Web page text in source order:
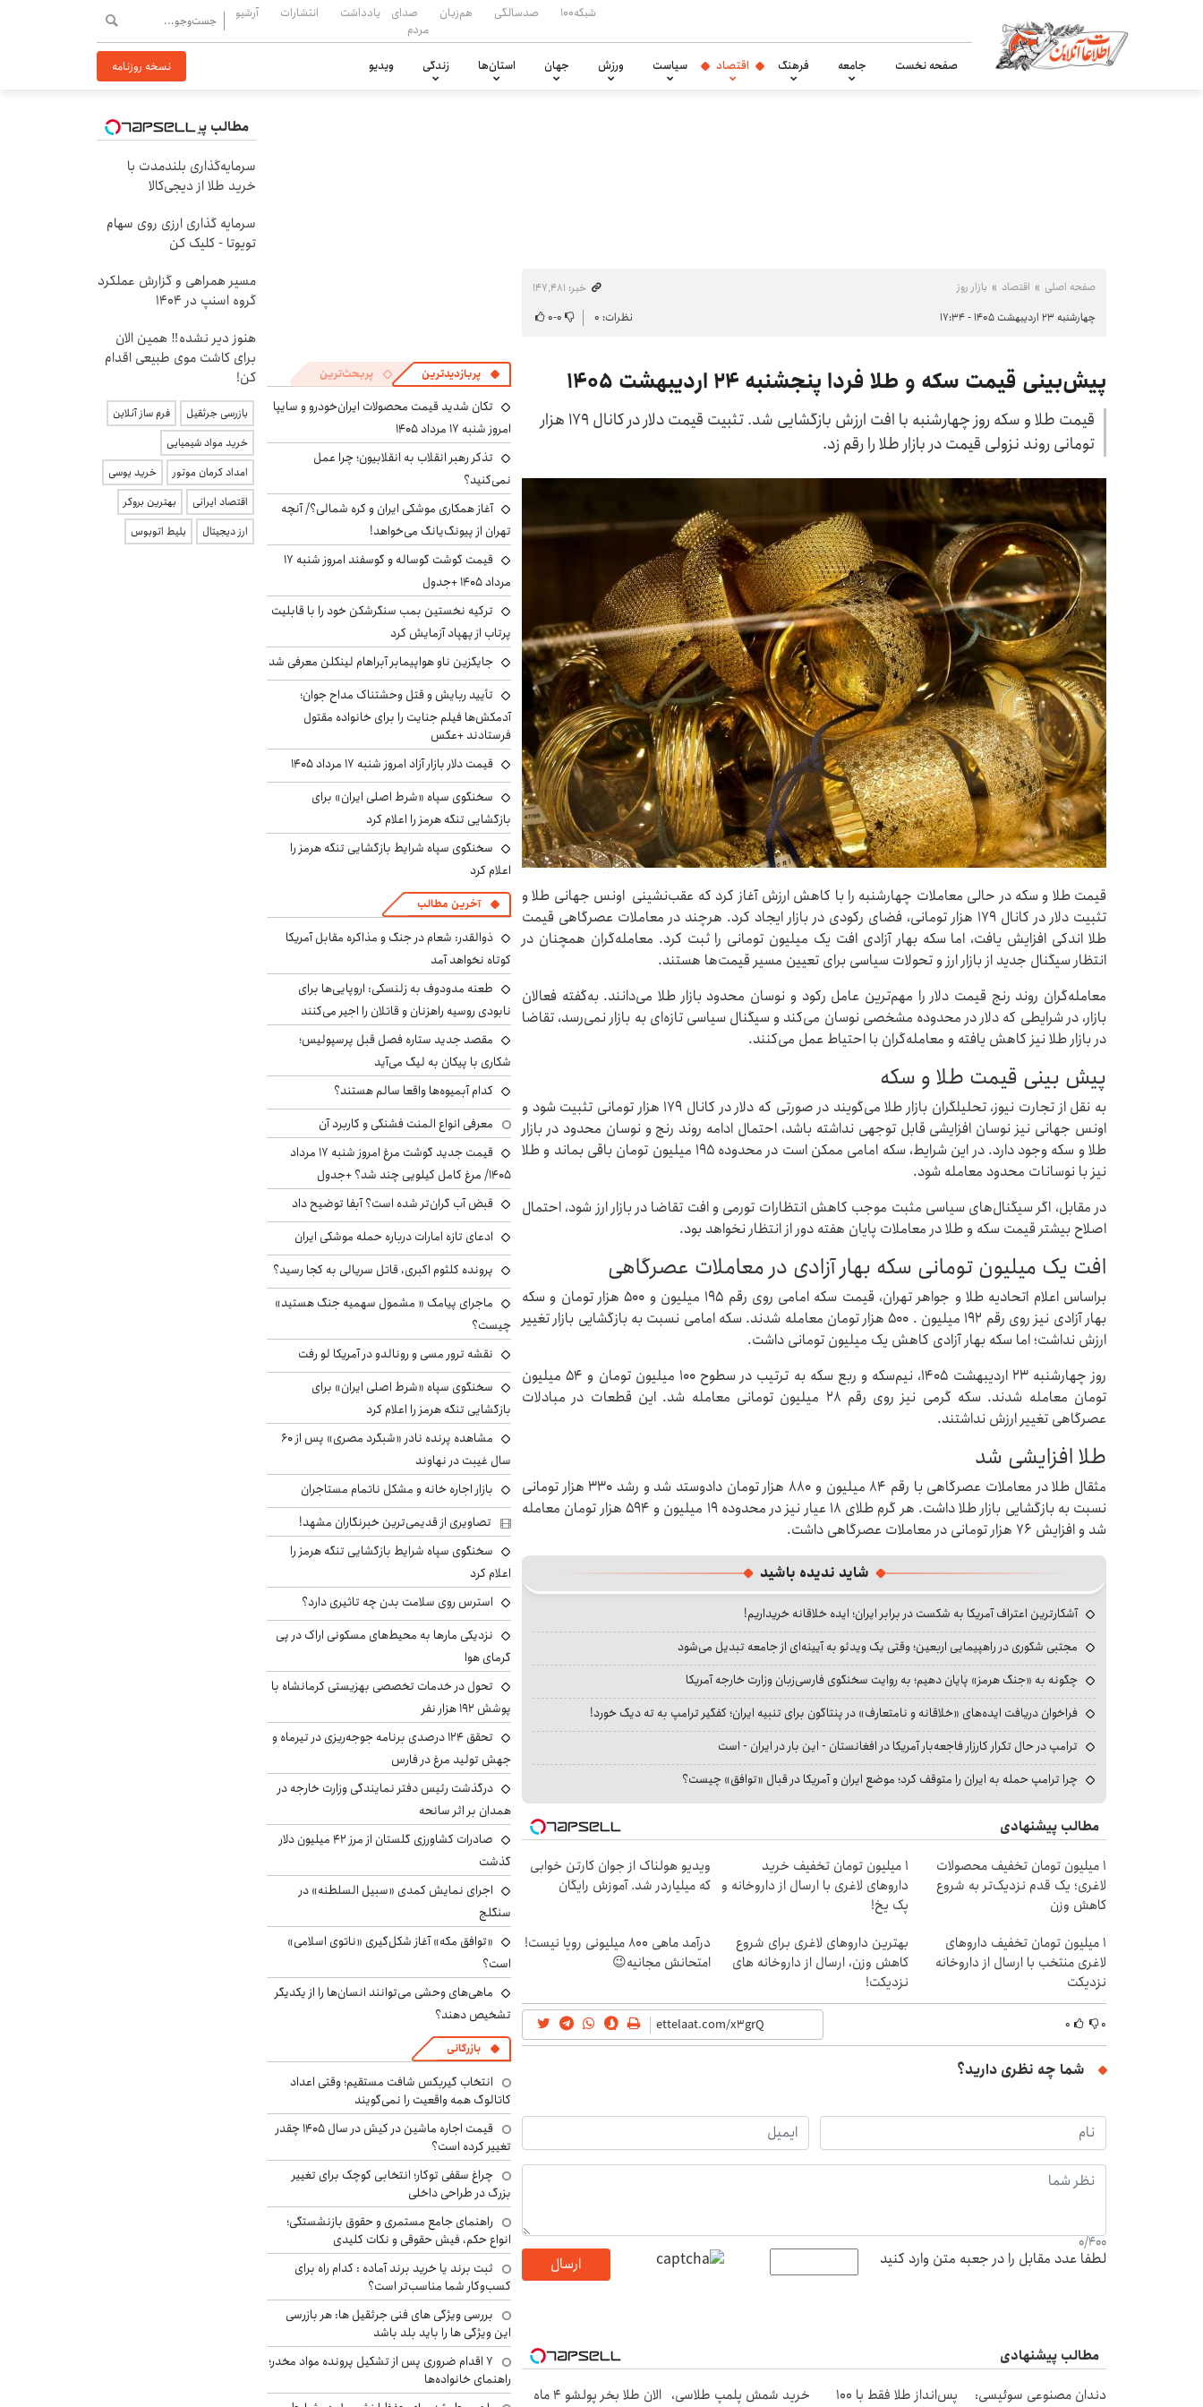
شبکه۱۰۰ صدسالگی هم‌زبان
صدای
مردم
یادداشت انتشارات آرشیو
صفحه نخست جامعه فرهنگ اقتصاد سیاست ورزش جهان استان‌ها زندگی ویدیو نسخه روزنامه
صفحه اصلی اقتصاد بازار روز
خبر: ۱۴۷٬۴۸۱
چهارشنبه ۲۳ اردیبهشت ۱۴۰۵ - ۱۷:۳۴
نظرات: ۰ ۰-۰
پیش‌بینی قیمت سکه و طلا فردا پنجشنبه ۲۴ اردیبهشت ۱۴۰۵
قیمت طلا و سکه روز چهارشنبه با افت ارزش بازگشایی شد. تثبیت قیمت دلار در کانال ۱۷۹ هزار
تومانی روند نزولی قیمت در بازار طلا را رقم زد.
قیمت طلا و سکه در حالی معاملات چهارشنبه را با کاهش ارزش آغاز کرد که عقب‌نشینی اونس جهانی طلا و
تثبیت دلار در کانال ۱۷۹ هزار تومانی، فضای رکودی در بازار ایجاد کرد. هرچند در معاملات عصرگاهی قیمت
طلا اندکی افزایش یافت، اما سکه بهار آزادی افت یک میلیون تومانی را ثبت کرد. معامله‌گران همچنان در
انتظار سیگنال جدید از بازار ارز و تحولات سیاسی برای تعیین مسیر قیمت‌ها هستند.
معامله‌گران روند رنج قیمت دلار را مهم‌ترین عامل رکود و نوسان محدود بازار طلا می‌دانند. به‌گفته فعالان
بازار، در شرایطی که دلار در محدوده مشخصی نوسان می‌کند و سیگنال سیاسی تازه‌ای به بازار نمی‌رسد، تقاضا
در بازار طلا نیز کاهش یافته و معامله‌گران با احتیاط عمل می‌کنند.
پیش بینی قیمت طلا و سکه
به نقل از تجارت نیوز، تحلیلگران بازار طلا می‌گویند در صورتی که دلار در کانال ۱۷۹ هزار تومانی تثبیت شود و
اونس جهانی نیز نوسان افزایشی قابل ‌توجهی نداشته باشد، احتمال ادامه روند رنج و نوسان محدود در بازار
طلا و سکه وجود دارد. در این شرایط، سکه امامی ممکن است در محدوده ۱۹۵ میلیون تومان باقی بماند و طلا
نیز با نوسانات محدود معامله شود.
در مقابل، اگر سیگنال‌های سیاسی مثبت موجب کاهش انتظارات تورمی و افت تقاضا در بازار ارز شود، احتمال
اصلاح بیشتر قیمت سکه و طلا در معاملات پایان هفته دور از انتظار نخواهد بود.
افت یک میلیون تومانی سکه بهار آزادی در معاملات عصرگاهی
براساس اعلام اتحادیه طلا و جواهر تهران، قیمت سکه امامی روی رقم ۱۹۵ میلیون و ۵۰۰ هزار تومان و سکه
بهار آزادی نیز روی رقم ۱۹۲ میلیون . ۵۰۰ هزار تومان معامله شدند. سکه امامی نسبت به بازگشایی بازار تغییر
ارزش نداشت؛ اما سکه بهار آزادی کاهش یک میلیون تومانی داشت.
روز چهارشنبه ۲۳ اردیبهشت ۱۴۰۵، نیم‌سکه و ربع سکه به ترتیب در سطوح ۱۰۰ میلیون تومان و ۵۴ میلیون
تومان معامله شدند. سکه گرمی نیز روی رقم ۲۸ میلیون تومانی معامله شد. این قطعات در مبادلات
عصرگاهی تغییر ارزش نداشتند.
طلا افزایشی شد
مثقال طلا در معاملات عصرگاهی با رقم ۸۴ میلیون و ۸۸۰ هزار تومان دادوستد شد و رشد ۳۳۰ هزار تومانی
نسبت به بازگشایی بازار طلا داشت. هر گرم طلای ۱۸ عیار نیز در محدوده ۱۹ میلیون و ۵۹۴ هزار تومان معامله
شد و افزایش ۷۶ هزار تومانی در معاملات عصرگاهی داشت.
شاید ندیده باشید
آشکارترین اعتراف آمریکا به شکست در برابر ایران؛ ایده خلاقانه خریداریم!
مجتبی شکوری در راهپیمایی اربعین؛ وقتی یک ویدئو به آیینه‌ای از جامعه تبدیل می‌شود
چگونه به «جنگ هرمز» پایان دهیم؛ به روایت سخنگوی فارسی‌زبان وزارت خارجه آمریکا
فراخوان دریافت ایده‌های «خلاقانه و نامتعارف» در پنتاگون برای تنبیه ایران؛ کفگیر ترامپ به ته دیگ خورد!
ترامپ در حال تکرار کارزار فاجعه‌بار آمریکا در افغانستان - این بار در ایران - است
چرا ترامپ حمله به ایران را متوقف کرد؛ موضع ایران و آمریکا در قبال «توافق» چیست؟
مطالب پیشنهادی
۱ میلیون تومان تخفیف محصولات
لاغری؛ یک قدم نزدیک‌تر به شروع
کاهش وزن
1 میلیون تومان تخفیف خرید
داروهای لاغری با ارسال از داروخانه و
پک یخ!
ویدیو هولناک از جوان کارتن خوابی
که میلیاردر شد. آموزش رایگان
۱ میلیون تومان تخفیف داروهای
لاغری منتخب با ارسال از داروخانه
نزدیکت
بهترین داروهای لاغری برای شروع
کاهش وزن، ارسال از داروخانه های
نزدیکت!
درآمد ماهی 800 میلیونی رویا نیست!
امتحانش مجانیه😉
۰ ۰
شما چه نظری دارید؟
0/400
لطفا عدد مقابل را در جعبه متن وارد کنید ارسال
مطالب پیشنهادی
دندان مصنوعی سوئیسی:
پس‌انداز طلا فقط با ۱۰۰
خرید شمش پلمپ طلاسی،
الان طلا بخر پولشو 4 ماه
پربازدیدترین پربحث‌ترین
تکان شدید قیمت محصولات ایران‌خودرو و سایپا
امروز شنبه ۱۷ مرداد ۱۴۰۵
تذکر رهبر انقلاب به انقلابیون؛ چرا عمل
نمی‌کنید؟
آغاز همکاری موشکی ایران و کره شمالی؟/ آنچه
تهران از پیونگ‌یانگ می‌خواهد!
قیمت گوشت گوساله و گوسفند امروز شنبه ۱۷
مرداد ۱۴۰۵ +جدول
ترکیه نخستین بمب سنگرشکن خود را با قابلیت
پرتاب از پهپاد آزمایش کرد
جایگزین ناو هواپیمابر آبراهام لینکلن معرفی شد
تأیید ربایش و قتل وحشتناک مداح جوان؛
آدمکش‌ها فیلم جنایت را برای خانواده مقتول
فرستادند +عکس
قیمت دلار بازار آزاد امروز شنبه ۱۷ مرداد ۱۴۰۵
سخنگوی سپاه «شرط اصلی ایران» برای
بازگشایی تنگه هرمز را اعلام کرد
سخنگوی سپاه شرایط بازگشایی تنگه هرمز را
اعلام کرد
آخرین مطالب
ذوالقدر: شعام در جنگ و مذاکره مقابل آمریکا
کوتاه نخواهد آمد
طعنه مدودوف به زلنسکی: اروپایی‌ها برای
نابودی روسیه راهزنان و قاتلان را اجیر می‌کنند
مقصد جدید ستاره فصل قبل پرسپولیس؛
شکاری با پیکان به لیگ می‌آید
کدام آبمیوه‌ها واقعا سالم هستند؟
معرفی انواع المنت فشنگی و کاربرد آن
قیمت جدید گوشت مرغ امروز شنبه ۱۷ مرداد
۱۴۰۵/ مرغ کامل کیلویی چند شد؟ +جدول
قبض آب گران‌تر شده است؟ آبفا توضیح داد
ادعای تازه امارات درباره حمله موشکی ایران
پرونده کلثوم اکبری، قاتل سریالی به کجا رسید؟
ماجرای پیامک « مشمول سهمیه جنگ هستید»
چیست؟
نقشه ترور مسی و رونالدو در آمریکا لو رفت
سخنگوی سپاه «شرط اصلی ایران» برای
بازگشایی تنگه هرمز را اعلام کرد
مشاهده پرنده نادر «شبگرد مصری» پس از ۶۰
سال غیبت در نهاوند
بازار اجاره خانه و مشکل ناتمام مستاجران
تصاویری از قدیمی‌ترین خبرنگاران مشهد!
سخنگوی سپاه شرایط بازگشایی تنگه هرمز را
اعلام کرد
استرس روی سلامت بدن چه تاثیری دارد؟
نزدیکی مارها به محیط‌های مسکونی اراک در پی
گرمای هوا
تحول در خدمات تخصصی بهزیستی کرمانشاه با
پوشش ۱۹۲ هزار نفر
تحقق ۱۲۴ درصدی برنامه جوجه‌ریزی در تیرماه و
جهش تولید مرغ در فارس
درگذشت رئیس دفتر نمایندگی وزارت خارجه در
همدان بر اثر سانحه
صادرات کشاورزی گلستان از مرز ۴۲ میلیون دلار
گذشت
اجرای نمایش کمدی «سبیل السلطنه» در
سنگلج
«توافق مکه» آغاز شکل‌گیری «ناتوی اسلامی»
است؟
ماهی‌های وحشی می‌توانند انسان‌ها را از یکدیگر
تشخیص دهند؟
بازرگانی
انتخاب گیربکس شافت مستقیم؛ وقتی اعداد
کاتالوگ همه واقعیت را نمی‌گویند
قیمت اجاره ماشین در کیش در سال ۱۴۰۵ چقدر
تغییر کرده است؟
چراغ سقفی توکار؛ انتخابی کوچک برای تغییر
بزرگ در طراحی داخلی
راهنمای جامع مستمری و حقوق بازنشستگی؛
انواع حکم، فیش حقوقی و نکات کلیدی
ثبت برند یا خرید برند آماده : کدام راه برای
کسب‌وکار شما مناسب‌تر است؟
بررسی ویژگی های فنی جرثقیل ها: هر بازرسی
این ویژگی ها را باید بلد باشد
۷ اقدام ضروری پس از تشکیل پرونده مواد مخدر؛
راهنمای خانواده‌ها
مطالب پیشنهادی
سرمایه‌گذاری بلندمدت با
خرید طلا از دیجی‌کالا
سرمایه گذاری ارزی روی سهام
تویوتا - کلیک کن
مسیر همراهی و گزارش عملکرد
گروه اسنپ در ۱۴۰۴
هنوز دیر نشده‼️ همین الان
برای کاشت موی طبیعی اقدام
کن!
بازرسی جرثقیل
فرم ساز آنلاین
خرید مواد شیمیایی
امداد کرمان موتور
خرید یوسی
اقتصاد ایرانی
بهترین بروکر
ارز دیجیتال
بلیط اتوبوس